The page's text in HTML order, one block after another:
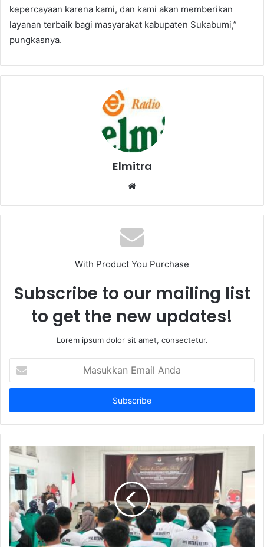
kepercayaan karena kami, dan kami akan memberikan
layanan terbaik bagi masyarakat kabupaten Sukabumi,”
pungkasnya.
Elmitra
Website
With Product You Purchase
Subscribe to our mailing list
to get the new updates!
Lorem ipsum dolor sit amet, consectetur.
Email
Anda